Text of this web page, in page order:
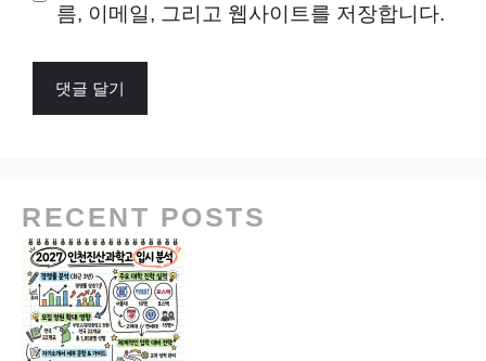
름, 이메일, 그리고 웹사이트를 저장합니다.
RECENT POSTS